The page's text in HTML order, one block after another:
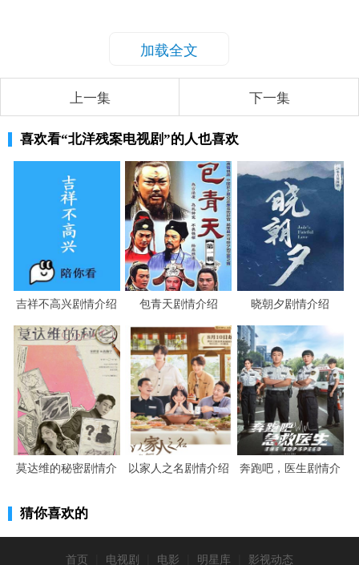
加载全文
上一集 下一集
喜欢看“北洋残案电视剧”的人也喜欢
吉祥不高兴剧情介绍 包青天剧情介绍 晓朝夕剧情介绍
莫达维的秘密剧情介
以家人之名剧情介绍
奔跑吧，医生剧情介
猜你喜欢的
首页 电视剧 电影 明星库 影视动态